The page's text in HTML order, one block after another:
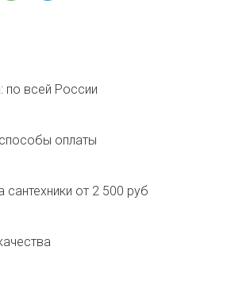
по всей России
оплаты
сантехники от 2 500 руб